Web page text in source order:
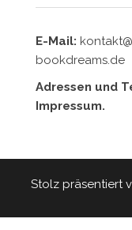
E-Mail:
bookdreams.de
Adressen und
Impressum.
Stolz präsentiert